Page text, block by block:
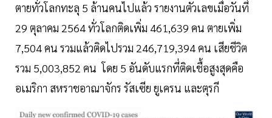
ตายทั่วโลกทะลุ 5 ล้านคนไปแล้ว รายงานตัวเลขเมื่อวันที่
29 ตุลาคม 2564 ทั่วโลกติดเพิ่ม 461,639 คน ตายเพิ่ม
7,504 คน รวมแล้วติดไปรวม 246,719,394 คน เสียชีวิต
รวม 5,003,852 คน โดย 5 อันดับแรกที่ติดเชื้อสูงสุดคือ
อเมริกา สหราชอาณาจักร รัสเซีย ยูเครน และตุรกี